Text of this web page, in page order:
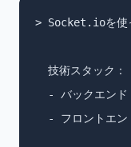
> Socket.ioを使
  技術スタック：
- バックエン
- フロントエ